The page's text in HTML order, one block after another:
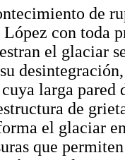
de
López con toda
el glaciar
larga pared
de
el glaciar
que